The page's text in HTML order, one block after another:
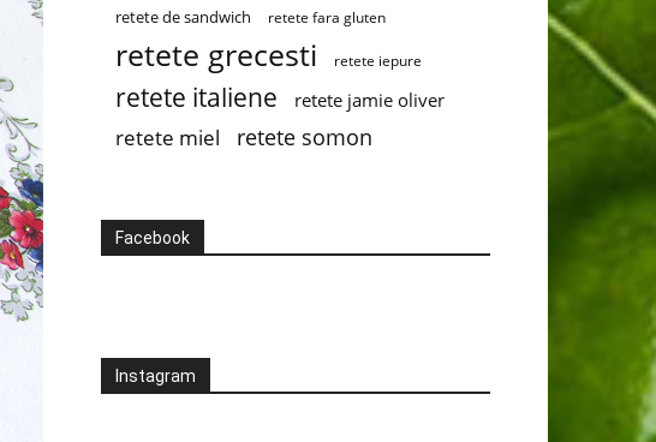
retete de sandwich retete fara gluten
retete grecesti retete iepure
retete italiene retete jamie oliver
retete miel retete somon
Facebook
Instagram